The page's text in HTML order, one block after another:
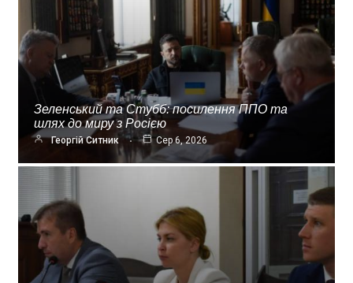
Зеленський та Стубб: посилення ППО та
шлях до миру з Росією
Георгій Ситник Сер 6, 2026